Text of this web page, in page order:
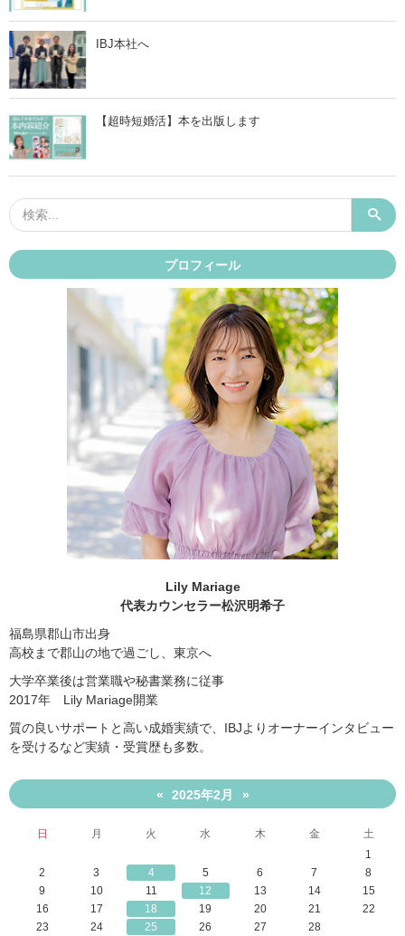
IBJ本社へ
【超時短婚活】本を出版します
プロフィール
Lily Mariage
代表カウンセラー松沢明希子
福島県郡山市出身
高校まで郡山の地で過ごし、東京へ
大学卒業後は営業職や秘書業務に従事
2017年 Lily Mariage開業
質の良いサポートと高い成婚実績で、IBJよりオーナーインタビュー
を受けるなど実績・受賞歴も多数。
« 2025年2月 »
日 月 火 水 木 金
土
1
2
3 4 5 6 7
8
9
10 11 12 13 14
15
16
17 18 19 20 21
22
23
24 25 26 27 28